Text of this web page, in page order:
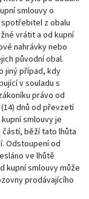
smlouvy o
z obalu
vrátit a od kupní
nahrávky nebo
původní obal.
jiný případ, kdy
v souladu s
právo od
dnů od převzetí
smlouvy je
běží tato lhůta
Odstoupení od
ve lhůtě
kupní smlouvy může
prodávajícího